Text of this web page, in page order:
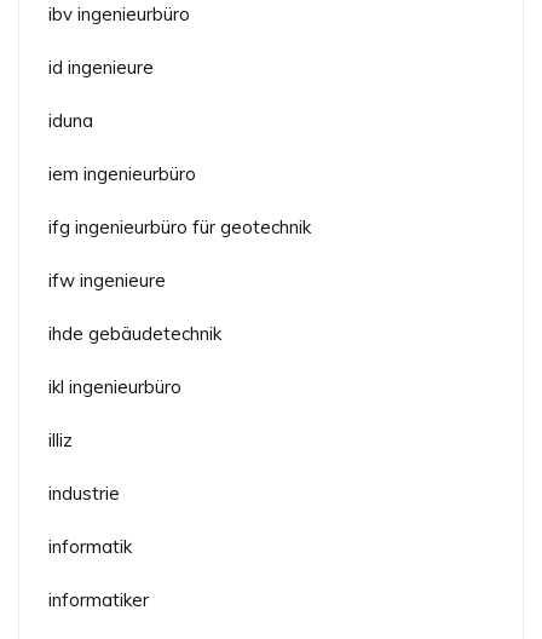
ibv ingenieurbüro
id ingenieure
iduna
iem ingenieurbüro
ifg ingenieurbüro für geotechnik
ifw ingenieure
ihde gebäudetechnik
ikl ingenieurbüro
illiz
industrie
informatik
informatiker